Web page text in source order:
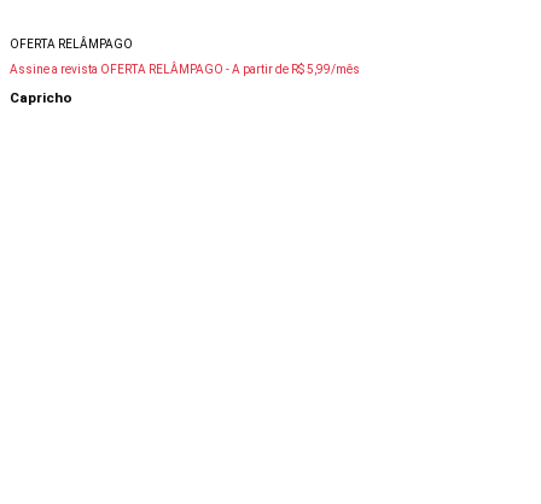
OFERTA RELÂMPAGO
Assine a revista OFERTA RELÂMPAGO -A partir de R$ 5,99/mês
Capricho